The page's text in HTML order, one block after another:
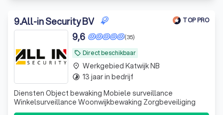
9.All-in Security BV TOP PRO
local_offer Direct beschikbaar
(35)
9,6
Diensten Object bewaking Mobiele surveillance
Winkelsurveillance Woonwijkbewaking Zorgbeveiliging
place Werkgebied Katwijk NB
timelapse 13 jaar in bedrijf